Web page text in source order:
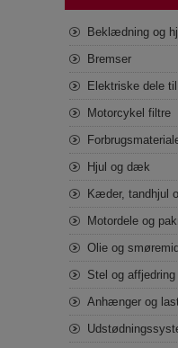
Beklædning og
Bremser
Elektriske dele
Motorcykel filtre
Hjul og dæk
Kæder, tandhjul
Motordele og
Olie og
Stel og affjedring
Anhænger og